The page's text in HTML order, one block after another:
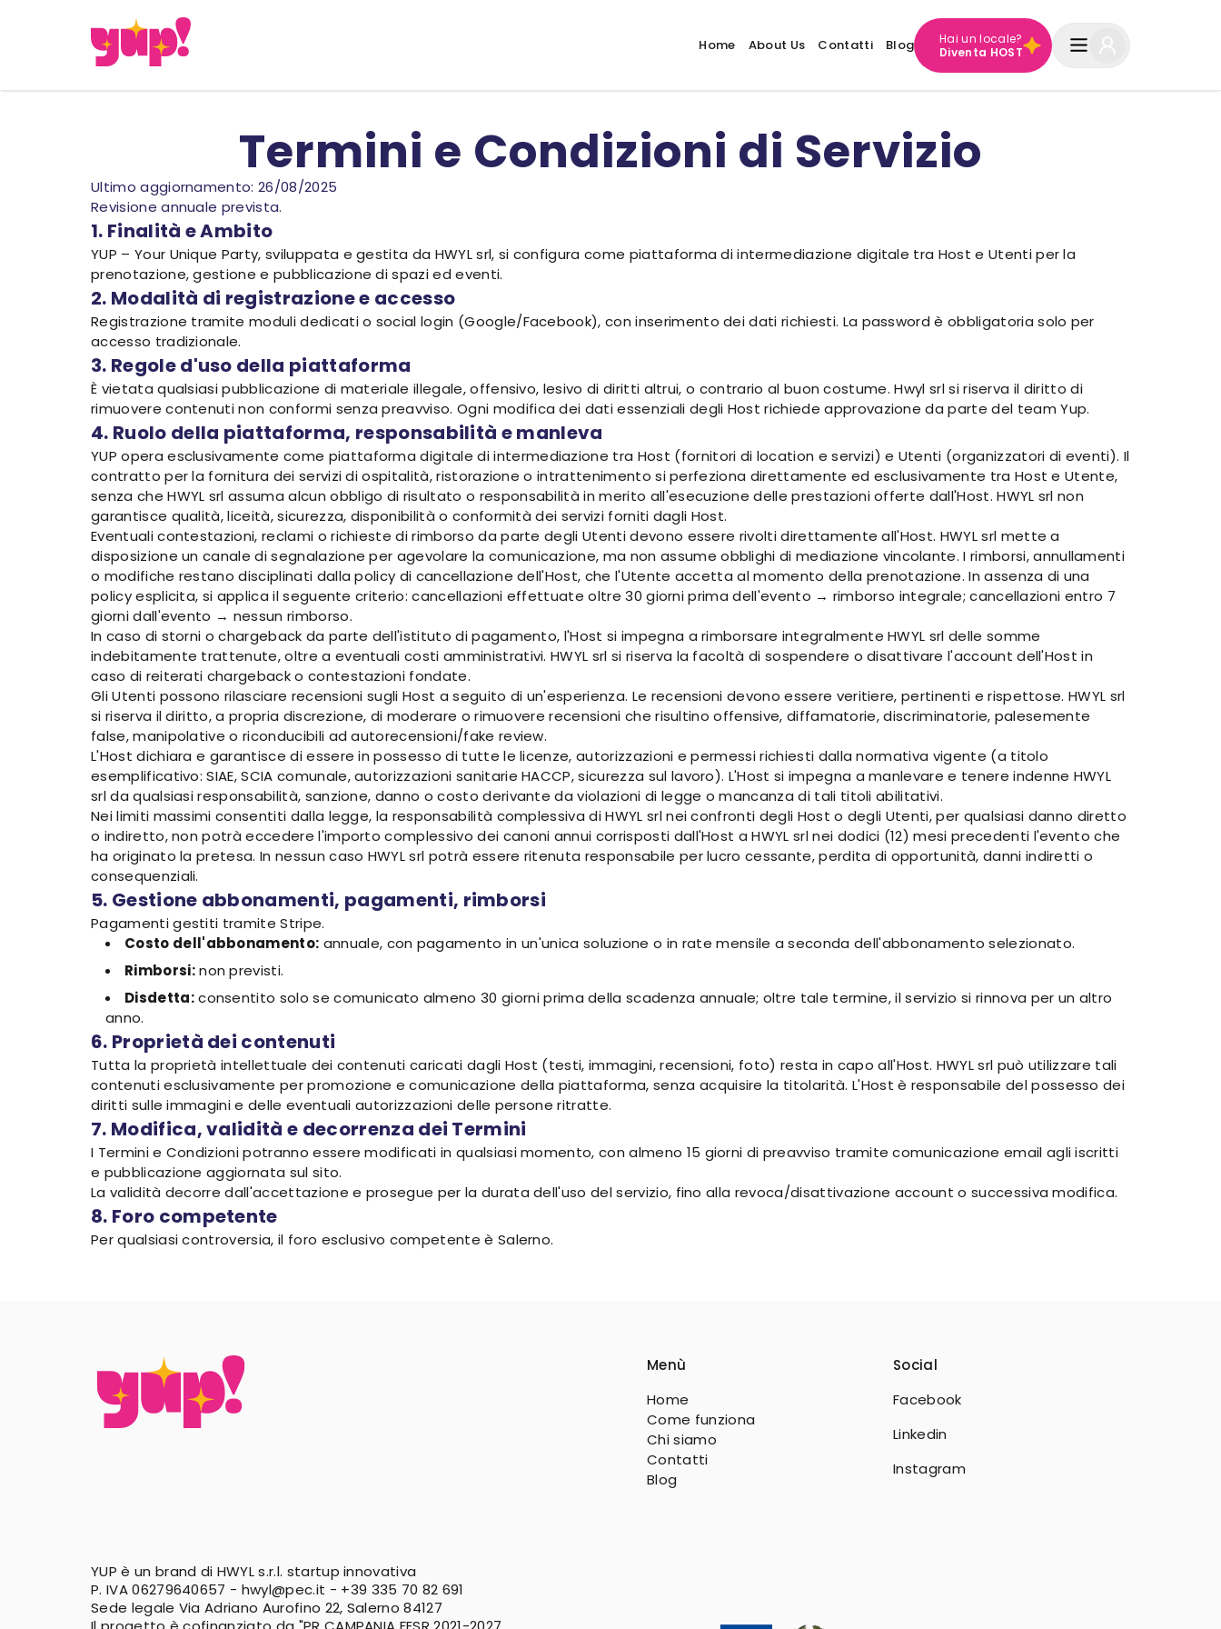
Home About Us Contatti Blog
Hai un locale?
Diventa HOST
Termini e Condizioni di Servizio
Ultimo aggiornamento: 26/08/2025
Revisione annuale prevista.
1. Finalità e Ambito
YUP – Your Unique Party, sviluppata e gestita da HWYL srl, si configura come piattaforma di intermediazione digitale tra Host e Utenti per la
prenotazione, gestione e pubblicazione di spazi ed eventi.
2. Modalità di registrazione e accesso
Registrazione tramite moduli dedicati o social login (Google/Facebook), con inserimento dei dati richiesti. La password è obbligatoria solo per
accesso tradizionale.
3. Regole d'uso della piattaforma
È vietata qualsiasi pubblicazione di materiale illegale, offensivo, lesivo di diritti altrui, o contrario al buon costume. Hwyl srl si riserva il diritto di
rimuovere contenuti non conformi senza preavviso. Ogni modifica dei dati essenziali degli Host richiede approvazione da parte del team Yup.
4. Ruolo della piattaforma, responsabilità e manleva
YUP opera esclusivamente come piattaforma digitale di intermediazione tra Host (fornitori di location e servizi) e Utenti (organizzatori di eventi). Il
contratto per la fornitura dei servizi di ospitalità, ristorazione o intrattenimento si perfeziona direttamente ed esclusivamente tra Host e Utente,
senza che HWYL srl assuma alcun obbligo di risultato o responsabilità in merito all'esecuzione delle prestazioni offerte dall'Host. HWYL srl non
garantisce qualità, liceità, sicurezza, disponibilità o conformità dei servizi forniti dagli Host.
Eventuali contestazioni, reclami o richieste di rimborso da parte degli Utenti devono essere rivolti direttamente all'Host. HWYL srl mette a
disposizione un canale di segnalazione per agevolare la comunicazione, ma non assume obblighi di mediazione vincolante. I rimborsi, annullamenti
o modifiche restano disciplinati dalla policy di cancellazione dell'Host, che l'Utente accetta al momento della prenotazione. In assenza di una
policy esplicita, si applica il seguente criterio: cancellazioni effettuate oltre 30 giorni prima dell'evento → rimborso integrale; cancellazioni entro 7
giorni dall'evento → nessun rimborso.
In caso di storni o chargeback da parte dell'istituto di pagamento, l'Host si impegna a rimborsare integralmente HWYL srl delle somme
indebitamente trattenute, oltre a eventuali costi amministrativi. HWYL srl si riserva la facoltà di sospendere o disattivare l'account dell'Host in
caso di reiterati chargeback o contestazioni fondate.
Gli Utenti possono rilasciare recensioni sugli Host a seguito di un'esperienza. Le recensioni devono essere veritiere, pertinenti e rispettose. HWYL srl
si riserva il diritto, a propria discrezione, di moderare o rimuovere recensioni che risultino offensive, diffamatorie, discriminatorie, palesemente
false, manipolative o riconducibili ad autorecensioni/fake review.
L'Host dichiara e garantisce di essere in possesso di tutte le licenze, autorizzazioni e permessi richiesti dalla normativa vigente (a titolo
esemplificativo: SIAE, SCIA comunale, autorizzazioni sanitarie HACCP, sicurezza sul lavoro). L'Host si impegna a manlevare e tenere indenne HWYL
srl da qualsiasi responsabilità, sanzione, danno o costo derivante da violazioni di legge o mancanza di tali titoli abilitativi.
Nei limiti massimi consentiti dalla legge, la responsabilità complessiva di HWYL srl nei confronti degli Host o degli Utenti, per qualsiasi danno diretto
o indiretto, non potrà eccedere l'importo complessivo dei canoni annui corrisposti dall'Host a HWYL srl nei dodici (12) mesi precedenti l'evento che
ha originato la pretesa. In nessun caso HWYL srl potrà essere ritenuta responsabile per lucro cessante, perdita di opportunità, danni indiretti o
consequenziali.
5. Gestione abbonamenti, pagamenti, rimborsi
Pagamenti gestiti tramite Stripe.
Costo dell'abbonamento: annuale, con pagamento in un'unica soluzione o in rate mensile a seconda dell'abbonamento selezionato.
Rimborsi:non previsti.
Disdetta:consentito solo se comunicato almeno 30 giorni prima della scadenza annuale; oltre tale termine, il servizio si rinnova per un altro
anno.
6. Proprietà dei contenuti
Tutta la proprietà intellettuale dei contenuti caricati dagli Host (testi, immagini, recensioni, foto) resta in capo all'Host. HWYL srl può utilizzare tali
contenuti esclusivamente per promozione e comunicazione della piattaforma, senza acquisire la titolarità. L'Host è responsabile del possesso dei
diritti sulle immagini e delle eventuali autorizzazioni delle persone ritratte.
7. Modifica, validità e decorrenza dei Termini
I Termini e Condizioni potranno essere modificati in qualsiasi momento, con almeno 15 giorni di preavviso tramite comunicazione email agli iscritti
e pubblicazione aggiornata sul sito.
La validità decorre dall'accettazione e prosegue per la durata dell'uso del servizio, fino alla revoca/disattivazione account o successiva modifica.
8. Foro competente
Per qualsiasi controversia, il foro esclusivo competente è Salerno.
Menù
Home
Come funziona
Chi siamo
Contatti
Blog
Social
Facebook
Linkedin
Instagram
YUP è un brand di HWYL s.r.l. startup innovativa
P. IVA 06279640657 - hwyl@pec.it - +39 335 70 82 691
Sede legale Via Adriano Aurofino 22, Salerno 84127